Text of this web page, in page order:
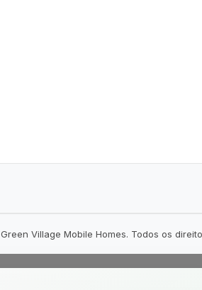
Green Village Mobile Homes. Todos os